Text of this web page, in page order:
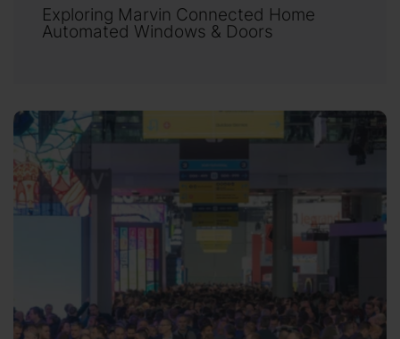
Exploring Marvin Connected Home
Automated Windows & Doors